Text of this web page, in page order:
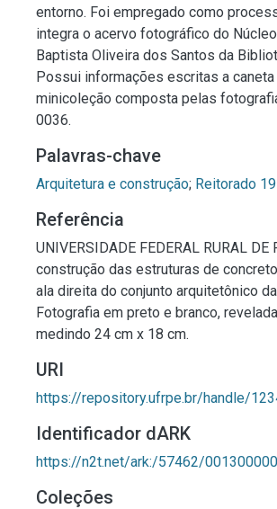
entorno. Foi empregado como
integra o acervo fotográfico do
Baptista Oliveira dos Santos da
Possui informações escritas a
minicoleção composta pelas
0036.
Palavras-chave
Arquitetura e construção; Reitorado
Referência
UNIVERSIDADE FEDERAL RURAL
construção das estruturas de
ala direita do conjunto arquitetônico
Fotografia em preto e branco,
medindo 24 cm x 18 cm.
URI
https://repository.ufrpe.br/handle/
Identificador dARK
https://n2t.net/ark:/57462/
Coleções